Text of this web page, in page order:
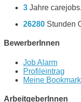
3 Jahre
26280 Stunden
BewerberInnen
Job Alarm
Profileintrag
Meine
ArbeitgeberInnen